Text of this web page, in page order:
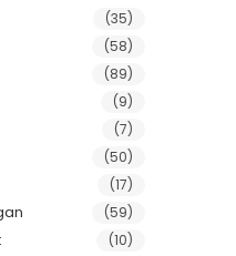
(35)
(58)
(89)
(9)
(7)
(50)
(17)
(59)
(10)